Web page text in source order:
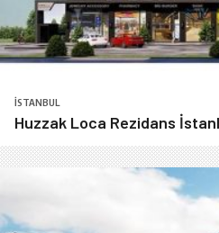
İSTANBUL
Huzzak Loca Rezidans